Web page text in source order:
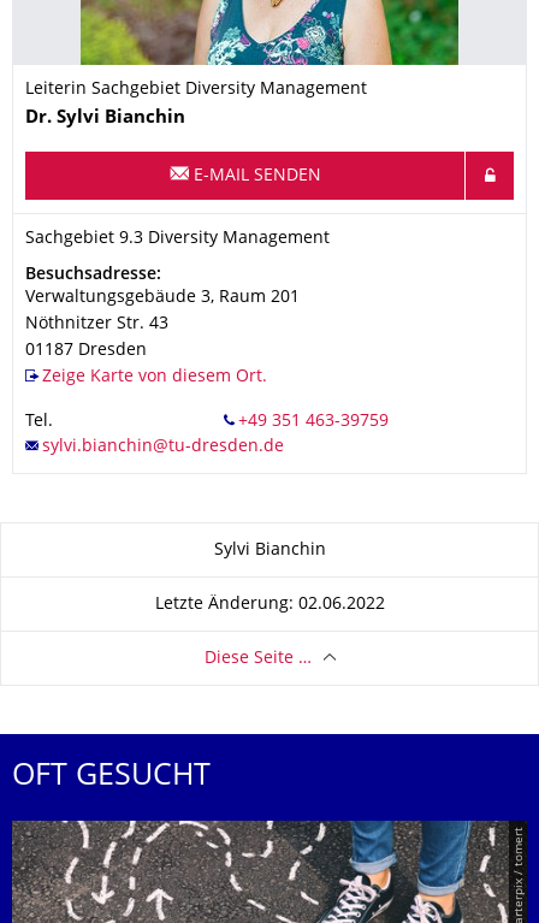
Leiterin Sachgebiet Diversity Management
Name
Dr. Sylvi Bianchin
E-MAIL SENDEN
Organisationsname
Sachgebiet 9.3 Diversity Management
Sachgebiet 9.3 Diversity Management
Adresse
Besuchsadresse:
Verwaltungsgebäude 3, Raum 201
Nöthnitzer Str. 43
01187 Dresden
Zeige Karte von diesem Ort.
Tel.
Sylvi Bianchin
Letzte Änderung: 02.06.2022
Diese Seite …
OFT GESUCHT
© Smarterpix / tomert